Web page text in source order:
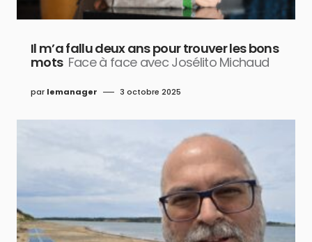
Il m’a fallu deux ans pour trouver les bons
mots Face à face avec Josélito Michaud
par lemanager 3 octobre 2025